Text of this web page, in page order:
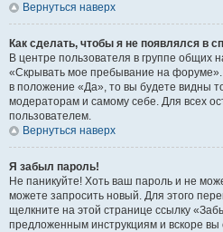
Вернуться наверх
Как сделать, чтобы я не появлялся в
В центре пользователя в группе общих
«Скрывать мое пребывание на форуме».
в положение «Да», то вы будете видны
модераторам и самому себе. Для всех
пользователем.
Вернуться наверх
Я забыл пароль!
Не паникуйте! Хоть ваш пароль и не
можете запросить новый. Для этого
щелкните на этой странице ссылку
предложенным инструкциям и вскоре